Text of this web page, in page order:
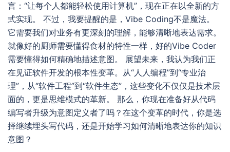
言：“让每个人都能轻松使用计算机”，现在正在以全新的方
式实现。 不过，我要提醒的是，Vibe Coding不是魔法。
它需要我们对业务有更深刻的理解，能够清晰地表达需求。
就像好的厨师需要懂得食材的特性一样，好的Vibe Coder
需要懂得如何精确地描述意图。 展望未来，我认为我们正
在见证软件开发的根本性变革。从“人人编程”到“专业治
理”，从“软件工程”到“软件生态”，这些变化不仅仅是技术层
面的，更是思维模式的革新。 那么，你现在准备好从代码
编写者升级为意图定义者了吗？在这个变革的时代，你是选
择继续埋头写代码，还是开始学习如何清晰地表达你的知识
意图？